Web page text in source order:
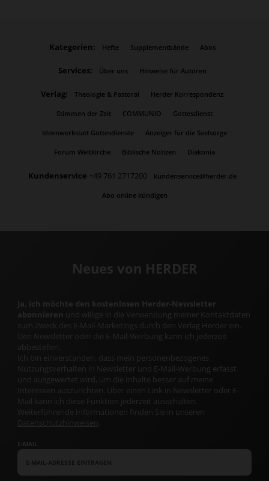
Kategorien: Hefte Supplementbände Abos
Services: Über uns Hinweise für Autoren
Verlag: Theologie & Pastoral Herder Korrespondenz
Stimmen der Zeit COMMUNIO Gottesdienst
Ideenwerkstatt Gottesdienste Anzeiger für die Seelsorge
Forum Weltkirche Biblische Notizen Diakonia
Kundenservice +49 761 2717200 kundenservice@herder.de
Abo online kündigen
Neues von HERDER
Ja, ich möchte den kostenlosen Herder-Newsletter
abonnieren und willige in die Verwendung meiner Kontaktdaten
zum Zweck des E-Mail-Marketings durch den Verlag Herder ein.
Den Newsletter oder die E-Mail-Werbung kann ich jederzeit
abbestellen.
Ich bin einverstanden, dass mein personenbezogenes
Nutzungsverhalten in Newsletter und E-Mail-Werbung erfasst
und ausgewertet wird, um die Inhalte besser auf meine
Interessen auszurichten. Über einen Link in Newsletter oder E-
Mail kann ich diese Funktion jederzeit ausschalten.
Weiterführende Informationen finden Sie in unseren
Datenschutzhinweisen
E-MAIL